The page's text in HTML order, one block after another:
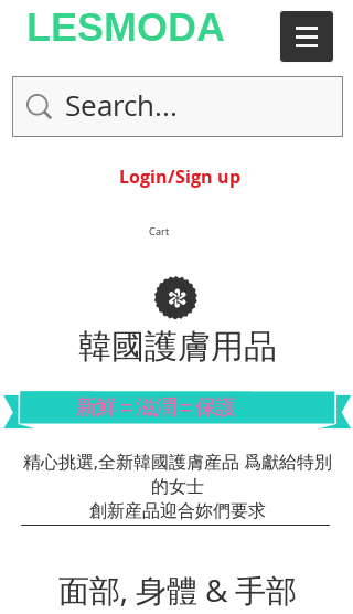
LESMODA
Login/Sign up
Cart
韓國護膚用品
新鮮 = 滋潤 = 保護
精心挑選,全新韓國護膚産品 爲獻給特別
的女士
創新産品迎合妳們要求
面部, 身體 & 手部